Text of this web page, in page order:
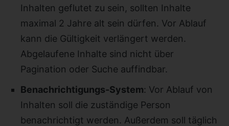
Inhalten geflutet zu sein, sollten Inhalte
maximal 2 Jahre alt sein dürfen. Vor Ablauf
kann die Gültigkeit verlängert werden.
Abgelaufene Inhalte sind nicht über
Pagination oder Suche auffindbar.
Benachrichtigungs-System: Vor Ablauf von
Inhalten soll die zuständige Person
benachrichtigt werden. Außerdem soll täglich